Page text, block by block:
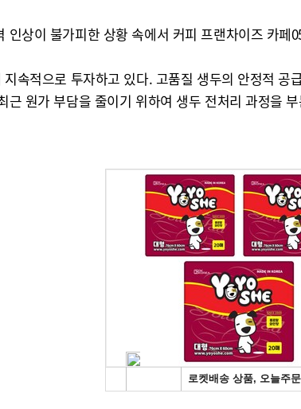
상이 불가피한 상황 속에서 커피 프랜차이즈 카
속적으로 투자하고 있다. 고품질 생두의 안정적
원가 부담을 줄이기 위하여 생두 전처리 과정을